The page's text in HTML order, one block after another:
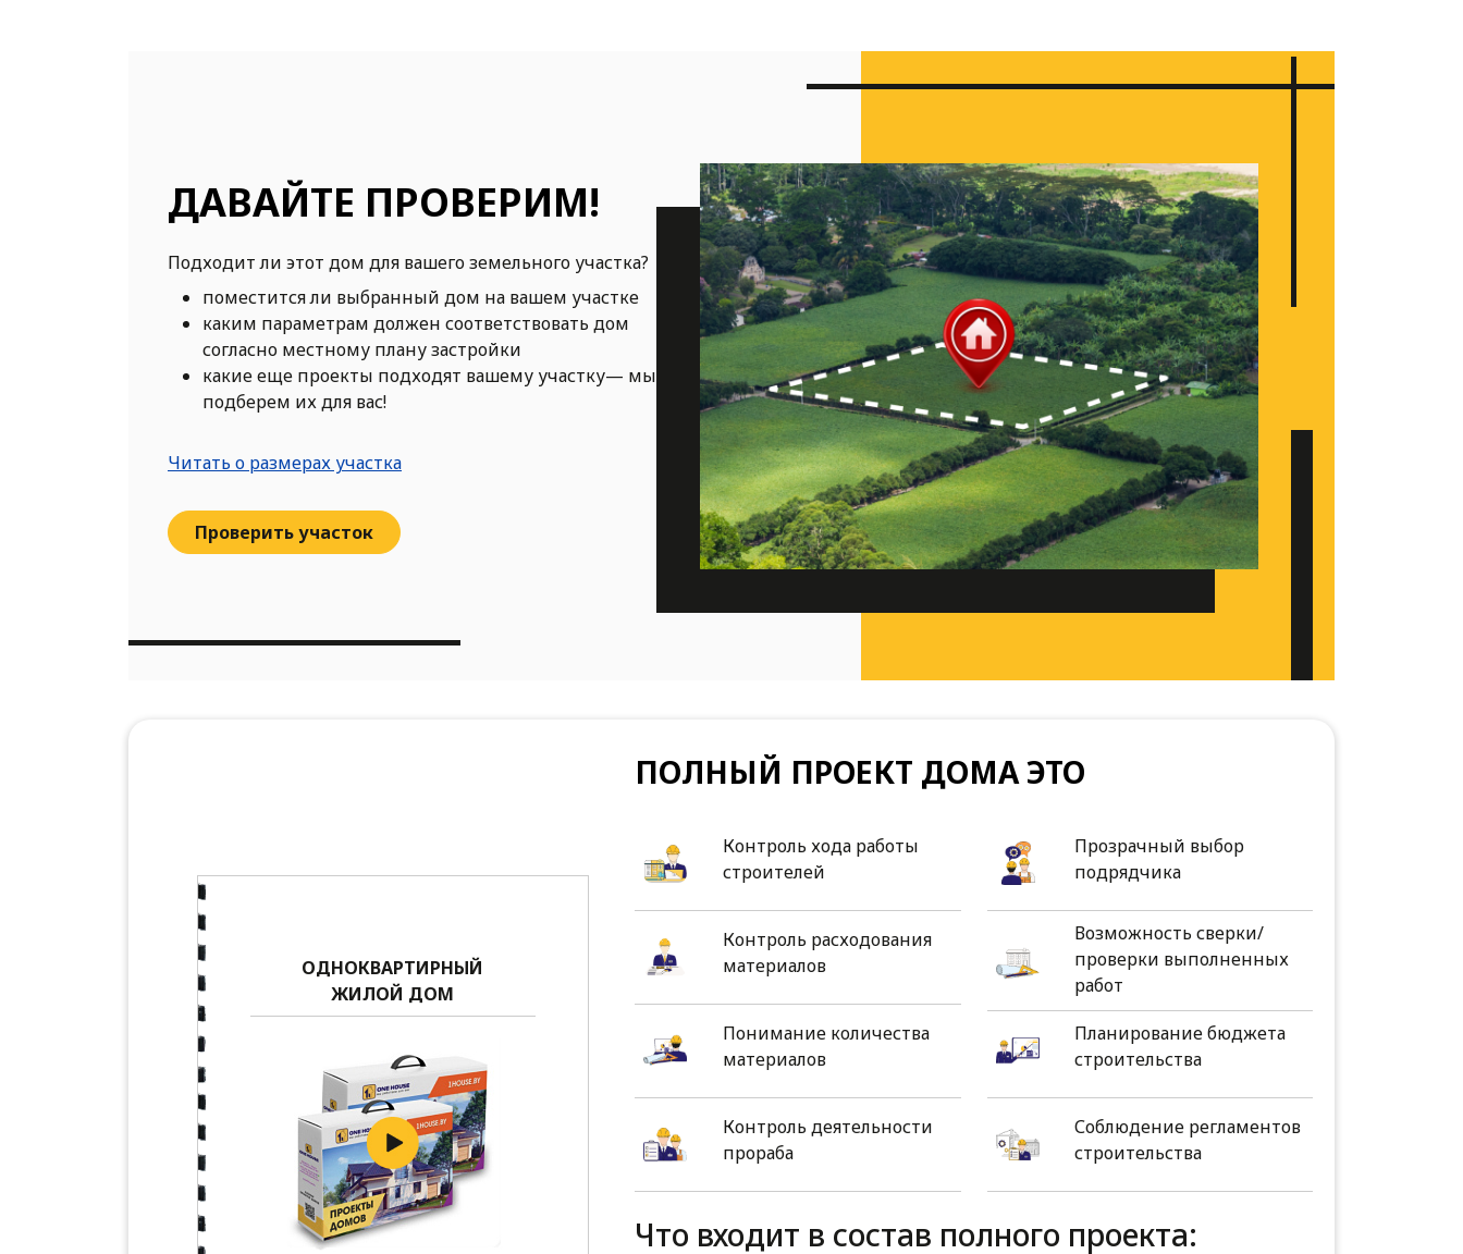
ДАВАЙТЕ ПРОВЕРИМ!
Подходит ли этот дом для вашего земельного участка?
поместится ли выбранный дом на вашем участке
каким параметрам должен соответствовать дом
согласно местному плану застройки
какие еще проекты подходят вашему участку— мы
подберем их для вас!
Читать о размерах участка
Проверить участок
ОДНОКВАРТИРНЫЙ
ЖИЛОЙ ДОМ
ПОЛНЫЙ ПРОЕКТ ДОМА ЭТО
Контроль хода работы
строителей
Прозрачный выбор
подрядчика
Контроль расходования
материалов
Возможность сверки/
проверки выполненных
работ
Понимание количества
материалов
Планирование бюджета
строительства
Контроль деятельности
прораба
Соблюдение регламентов
строительства
Что входит в состав полного проекта: